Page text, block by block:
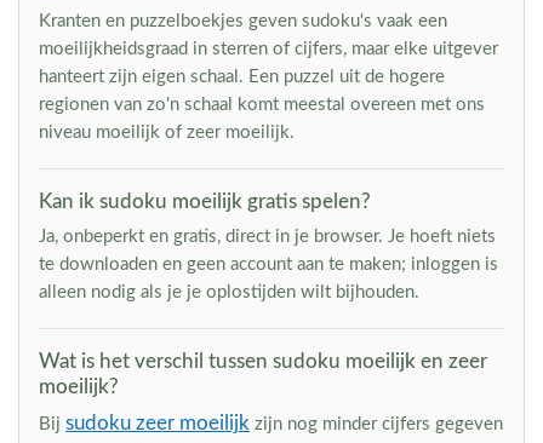
Kranten en puzzelboekjes geven sudoku's vaak een
moeilijkheidsgraad in sterren of cijfers, maar elke uitgever
hanteert zijn eigen schaal. Een puzzel uit de hogere
regionen van zo'n schaal komt meestal overeen met ons
niveau moeilijk of zeer moeilijk.
Kan ik sudoku moeilijk gratis spelen?
Ja, onbeperkt en gratis, direct in je browser. Je hoeft niets
te downloaden en geen account aan te maken; inloggen is
alleen nodig als je je oplostijden wilt bijhouden.
Wat is het verschil tussen sudoku moeilijk en zeer
moeilijk?
Bij sudoku zeer moeilijk zijn nog minder cijfers gegeven